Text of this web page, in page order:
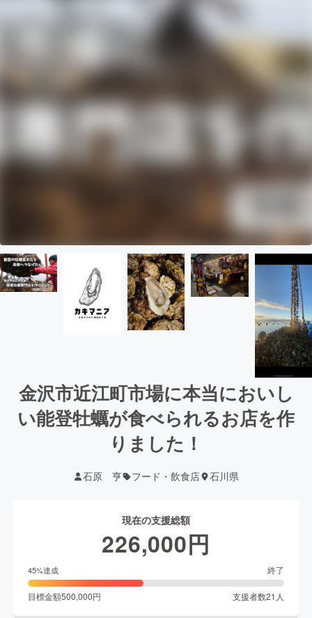
金沢市近江町市場に本当においし
い能登牡蠣が食べられるお店を作
りました！
石原 亨 フード・飲食店 石川県
現在の支援総額
226,000円
45%達成 終了
目標金額500,000円 支援者数21 人